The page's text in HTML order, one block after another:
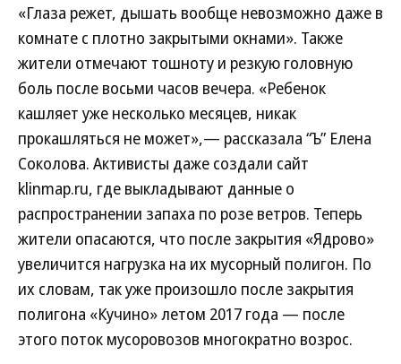
«Глаза режет, дышать вообще невозможно даже в
комнате с плотно закрытыми окнами». Также
жители отмечают тошноту и резкую головную
боль после восьми часов вечера. «Ребенок
кашляет уже несколько месяцев, никак
прокашляться не может»,— рассказала “Ъ” Елена
Соколова. Активисты даже создали сайт
klinmap.ru, где выкладывают данные о
распространении запаха по розе ветров. Теперь
жители опасаются, что после закрытия «Ядрово»
увеличится нагрузка на их мусорный полигон. По
их словам, так уже произошло после закрытия
полигона «Кучино» летом 2017 года — после
этого поток мусоровозов многократно возрос.